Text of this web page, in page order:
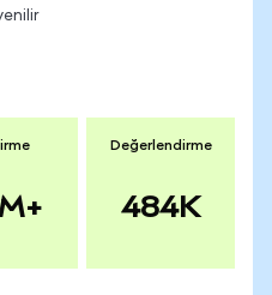
Değerlendirme
484K